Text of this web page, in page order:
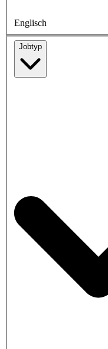
Englisch
Jobtyp